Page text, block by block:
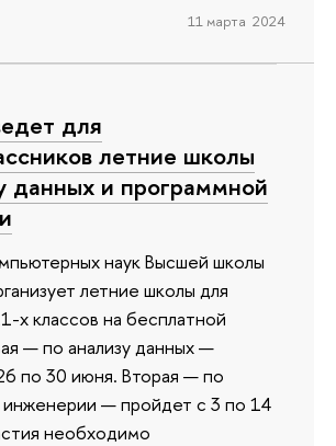
11 марта 2024
для
летние школы
данных и программной
наук Высшей школы
летние школы для
х классов на бесплатной
— по анализу данных —
по 30 июня. Вторая — по
— пройдет с 3 по 14
необходимо